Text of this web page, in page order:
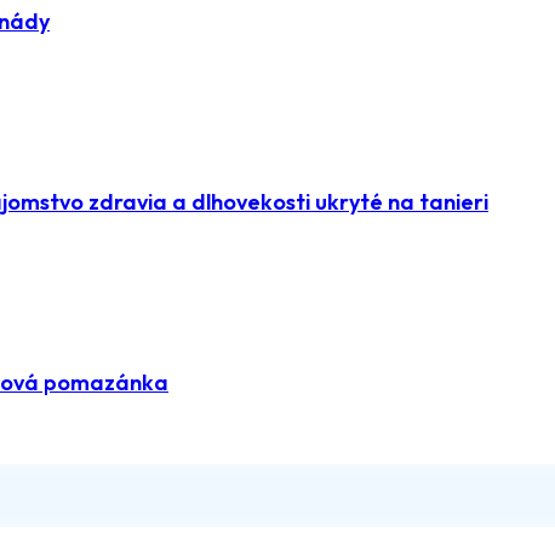
zdravia a dlhovekosti ukryté na tanieri
pomazánka